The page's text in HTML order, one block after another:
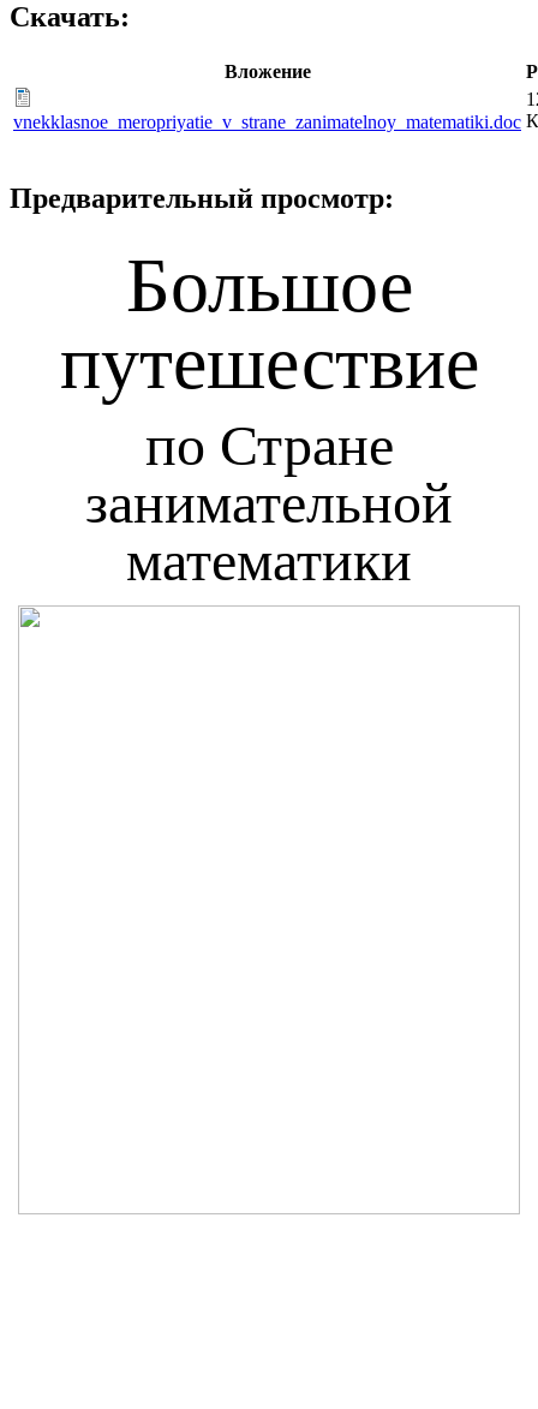
Скачать:
Вложение
vnekklasnoe_meropriyatie_v_strane_zanimatelnoy_matematiki.doc
Предварительный просмотр:
Большое
путешествие
по Стране
занимательной
математики